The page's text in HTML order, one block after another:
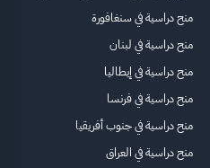
منح دراسية في سنغافورة
منح دراسية في لبنان
منح دراسية في إيطاليا
منح دراسية في فرنسا
منح دراسية في جنوب أفريقيا
منح دراسية في العراق